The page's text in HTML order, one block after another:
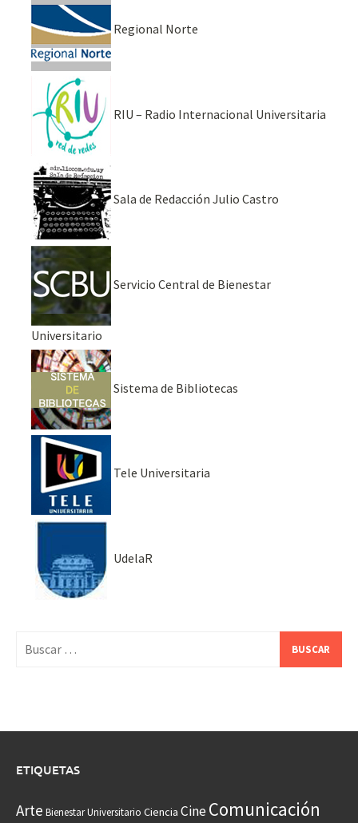
Regional Norte
RIU – Radio Internacional Universitaria
Sala de Redacción Julio Castro
Servicio Central de Bienestar
Universitario
Sistema de Bibliotecas
Tele Universitaria
UdelaR
ETIQUETAS
Arte Bienestar Universitario Ciencia CineComunicación